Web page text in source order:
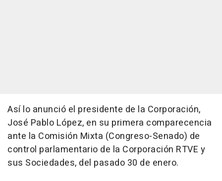
Así lo anunció el presidente de la Corporación,
José Pablo López, en su primera comparecencia
ante la Comisión Mixta (Congreso-Senado) de
control parlamentario de la Corporación RTVE y
sus Sociedades, del pasado 30 de enero.